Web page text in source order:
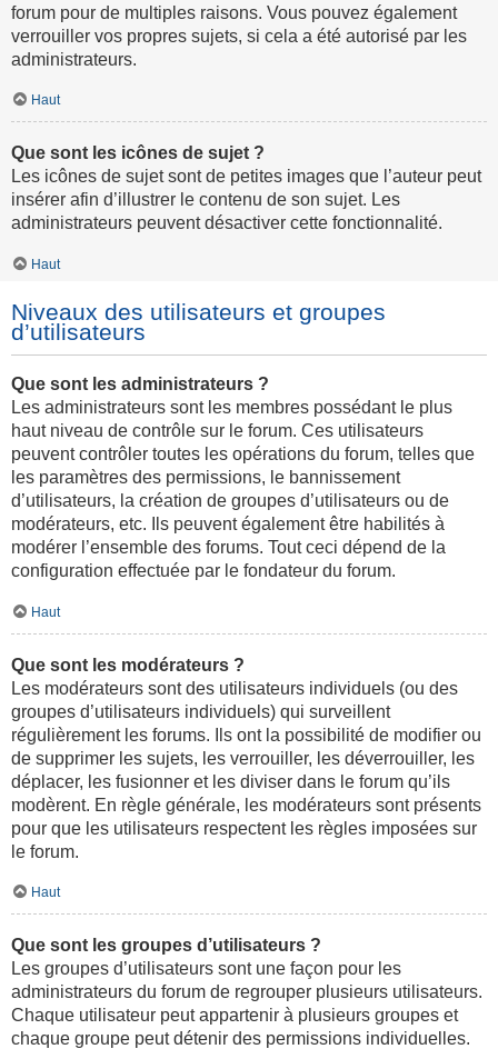
forum pour de multiples raisons. Vous pouvez également
verrouiller vos propres sujets, si cela a été autorisé par les
administrateurs.
Haut
Que sont les icônes de sujet ?
Les icônes de sujet sont de petites images que l’auteur peut
insérer afin d’illustrer le contenu de son sujet. Les
administrateurs peuvent désactiver cette fonctionnalité.
Haut
Niveaux des utilisateurs et groupes
d’utilisateurs
Que sont les administrateurs ?
Les administrateurs sont les membres possédant le plus
haut niveau de contrôle sur le forum. Ces utilisateurs
peuvent contrôler toutes les opérations du forum, telles que
les paramètres des permissions, le bannissement
d’utilisateurs, la création de groupes d’utilisateurs ou de
modérateurs, etc. Ils peuvent également être habilités à
modérer l’ensemble des forums. Tout ceci dépend de la
configuration effectuée par le fondateur du forum.
Haut
Que sont les modérateurs ?
Les modérateurs sont des utilisateurs individuels (ou des
groupes d’utilisateurs individuels) qui surveillent
régulièrement les forums. Ils ont la possibilité de modifier ou
de supprimer les sujets, les verrouiller, les déverrouiller, les
déplacer, les fusionner et les diviser dans le forum qu’ils
modèrent. En règle générale, les modérateurs sont présents
pour que les utilisateurs respectent les règles imposées sur
le forum.
Haut
Que sont les groupes d’utilisateurs ?
Les groupes d’utilisateurs sont une façon pour les
administrateurs du forum de regrouper plusieurs utilisateurs.
Chaque utilisateur peut appartenir à plusieurs groupes et
chaque groupe peut détenir des permissions individuelles.